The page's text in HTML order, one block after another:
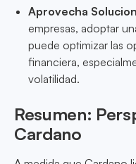
Aprovecha
empresas, adoptar
puede optimizar las
financiera,
volatilidad.
Resumen:
Cardano